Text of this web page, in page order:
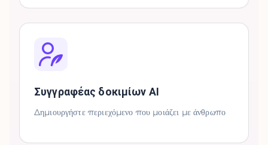
Συγγραφέας δοκιμίων AI
Δημιουργήστε περιεχόμενο που μοιάζει με άνθρωπο